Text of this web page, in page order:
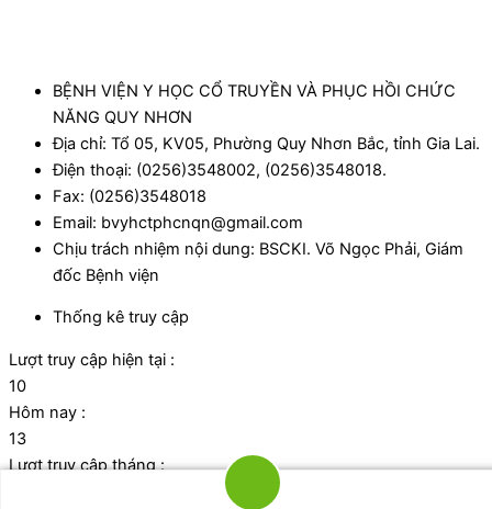
BỆNH VIỆN Y HỌC CỔ TRUYỀN VÀ PHỤC HỒI CHỨC
NĂNG QUY NHƠN
Địa chỉ: Tổ 05, KV05, Phường Quy Nhơn Bắc, tỉnh Gia Lai.
Điện thoại: (0256)3548002, (0256)3548018.
Fax: (0256)3548018
Email: bvyhctphcnqn@gmail.com
Chịu trách nhiệm nội dung: BSCKI. Võ Ngọc Phải, Giám
đốc Bệnh viện
Thống kê truy cập
Lượt truy cập hiện tại :
10
Hôm nay :
13
Lượt truy cập tháng :